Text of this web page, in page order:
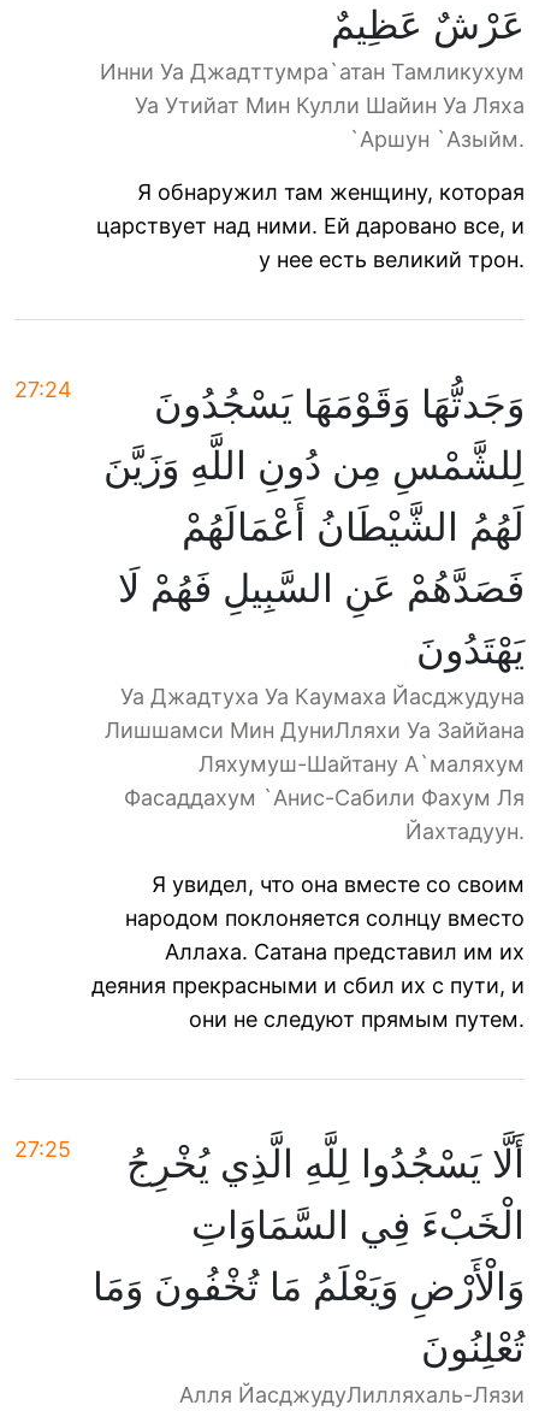
عَرْشٌ عَظِيمٌ
Инни Уа Джадттумра`атан Тамликухум
Уа Утийат Мин Кулли Шайин Уа Ляха
`Аршун `Азыйм.
Я обнаружил там женщину, которая
царствует над ними. Ей даровано все, и
у нее есть великий трон.
27:24
وَجَدتُّهَا وَقَوْمَهَا يَسْجُدُونَ
لِلشَّمْسِ مِن دُونِ اللَّهِ وَزَيَّنَ
لَهُمُ الشَّيْطَانُ أَعْمَالَهُمْ
فَصَدَّهُمْ عَنِ السَّبِيلِ فَهُمْ لَا
يَهْتَدُونَ
Уа Джадтуха Уа Каумаха Йасджудуна
Лишшамси Мин ДуниЛляхи Уа Заййана
Ляхумуш-Шайтану А`маляхум
Фасаддахум `Анис-Сабили Фахум Ля
Йахтадуун.
Я увидел, что она вместе со своим
народом поклоняется солнцу вместо
Аллаха. Сатана представил им их
деяния прекрасными и сбил их с пути, и
они не следуют прямым путем.
27:25
أَلَّا يَسْجُدُوا لِلَّهِ الَّذِي يُخْرِجُ
الْخَبْءَ فِي السَّمَاوَاتِ
وَالْأَرْضِ وَيَعْلَمُ مَا تُخْفُونَ وَمَا
تُعْلِنُونَ
Алля ЙасджудуЛилляхаль-Лязи